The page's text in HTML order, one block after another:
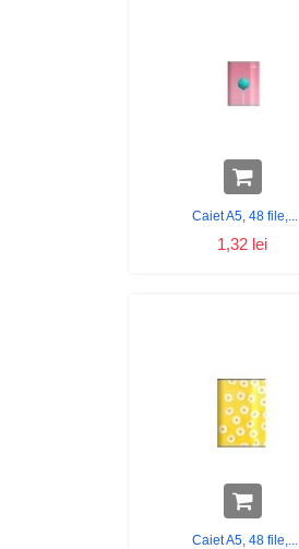
Caiet A5, 48 file,...
1,32 lei
Caiet A5, 48 file,...